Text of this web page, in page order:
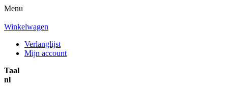
Menu
Winkelwagen
Verlanglijst
Mijn account
Taal
nl